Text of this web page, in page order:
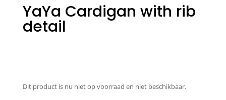
YaYa Cardigan with rib
detail
Dit product is nu niet op voorraad en niet beschikbaar.